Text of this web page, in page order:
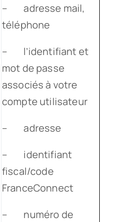
– adresse mail,
téléphone
– l’identifiant et
mot de passe
associés à votre
compte utilisateur
– adresse
– identifiant
fiscal/code
FranceConnect
– numéro de